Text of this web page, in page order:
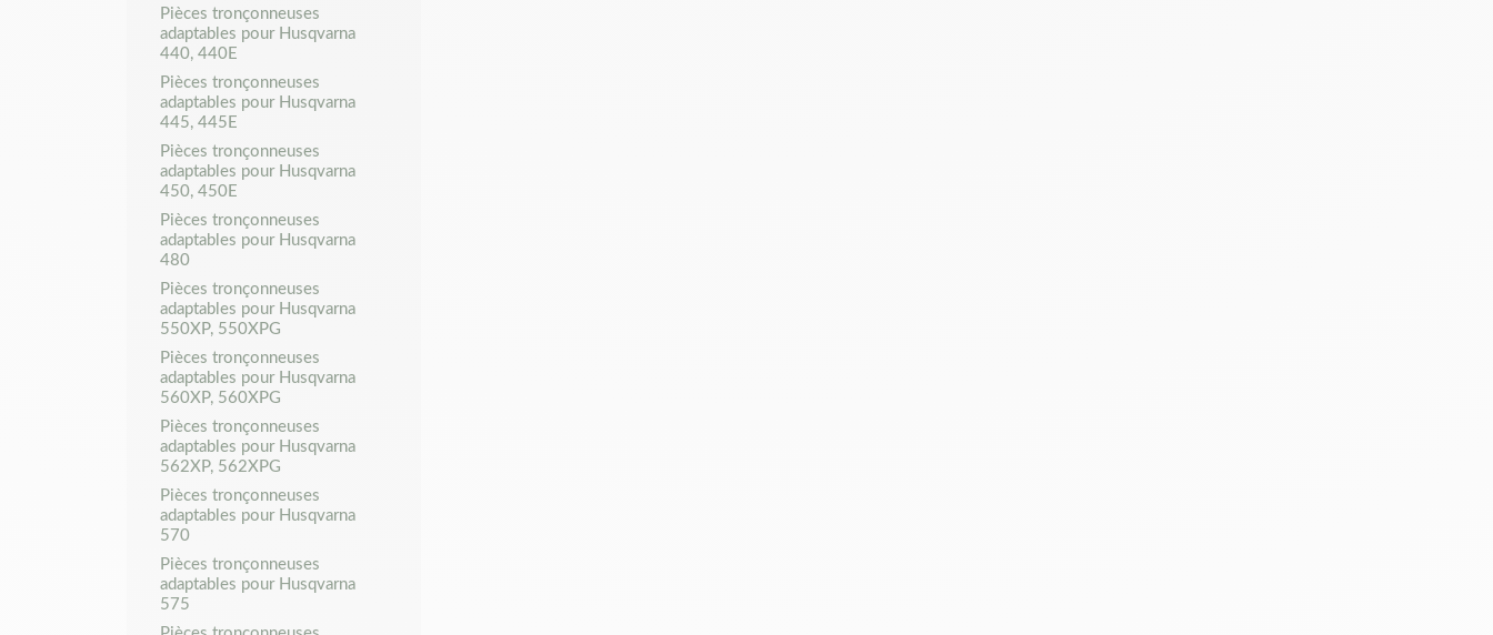
Pièces tronçonneuses
adaptables pour Husqvarna
440, 440E
Pièces tronçonneuses
adaptables pour Husqvarna
445, 445E
Pièces tronçonneuses
adaptables pour Husqvarna
450, 450E
Pièces tronçonneuses
adaptables pour Husqvarna
480
Pièces tronçonneuses
adaptables pour Husqvarna
550XP, 550XPG
Pièces tronçonneuses
adaptables pour Husqvarna
560XP, 560XPG
Pièces tronçonneuses
adaptables pour Husqvarna
562XP, 562XPG
Pièces tronçonneuses
adaptables pour Husqvarna
570
Pièces tronçonneuses
adaptables pour Husqvarna
575